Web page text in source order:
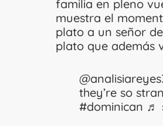
familia en pleno
muestra el
plato a un señor
plato que además
they’re so
#dominican ♬